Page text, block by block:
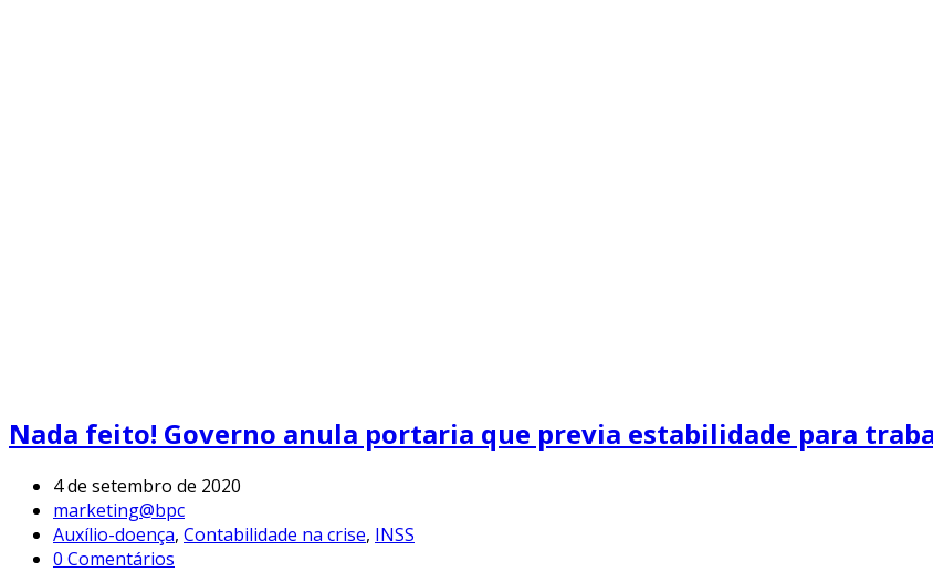
Nada feito! Governo anula portaria que previa estabilidade para
4 de setembro de 2020
marketing@bpc
Auxílio-doença, Contabilidade na crise, INSS
0 Comentários